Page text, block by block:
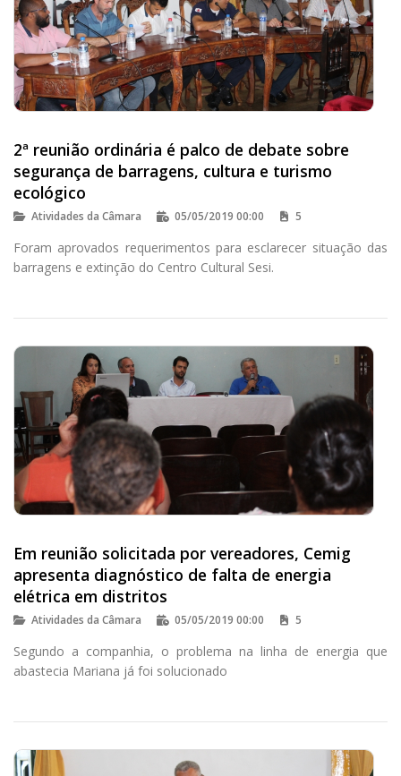
2ª reunião ordinária é palco de debate sobre
segurança de barragens, cultura e turismo
ecológico
Atividades da Câmara 05/05/2019 00:00 5
Foram aprovados requerimentos para esclarecer situação das
barragens e extinção do Centro Cultural Sesi.
Em reunião solicitada por vereadores, Cemig
apresenta diagnóstico de falta de energia
elétrica em distritos
Atividades da Câmara 05/05/2019 00:00 5
Segundo a companhia, o problema na linha de energia que
abastecia Mariana já foi solucionado